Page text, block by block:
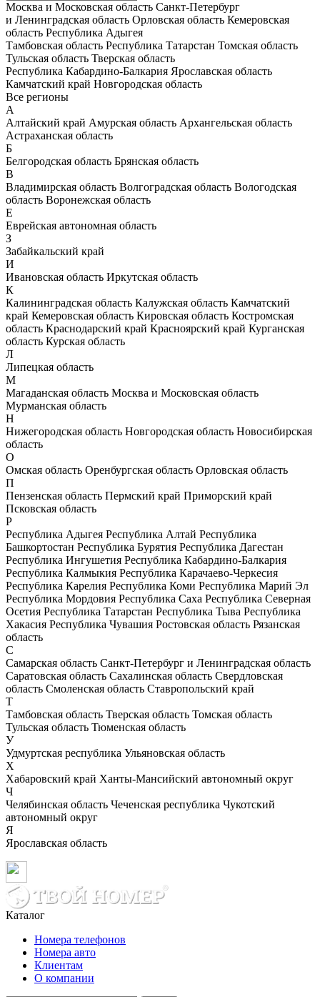
Москва и Московская область Санкт-Петербург
и Ленинградская область Орловская область Кемеровская
область Республика Адыгея
Тамбовская область Республика Татарстан Томская область
Тульская область Тверская область
Республика Кабардино-Балкария Ярославская область
Камчатский край Новгородская область
Все регионы
А
Алтайский край Амурская область Архангельская область
Астраханская область
Б
Белгородская область Брянская область
В
Владимирская область Волгоградская область Вологодская
область Воронежская область
Е
Еврейская автономная область
З
Забайкальский край
И
Ивановская область Иркутская область
К
Калининградская область Калужская область Камчатский
край Кемеровская область Кировская область Костромская
область Краснодарский край Красноярский край Курганская
область Курская область
Л
Липецкая область
М
Магаданская область Москва и Московская область
Мурманская область
Н
Нижегородская область Новгородская область Новосибирская
область
О
Омская область Оренбургская область Орловская область
П
Пензенская область Пермский край Приморский край
Псковская область
Р
Республика Адыгея Республика Алтай Республика
Башкортостан Республика Бурятия Республика Дагестан
Республика Ингушетия Республика Кабардино-Балкария
Республика Калмыкия Республика Карачаево-Черкесия
Республика Карелия Республика Коми Республика Марий Эл
Республика Мордовия Республика Саха Республика Северная
Осетия Республика Татарстан Республика Тыва Республика
Хакасия Республика Чувашия Ростовская область Рязанская
область
С
Самарская область Санкт-Петербург и Ленинградская область
Саратовская область Сахалинская область Свердловская
область Смоленская область Ставропольский край
Т
Тамбовская область Тверская область Томская область
Тульская область Тюменская область
У
Удмуртская республика Ульяновская область
Х
Хабаровский край Ханты-Мансийский автономный округ
Ч
Челябинская область Чеченская республика Чукотский
автономный округ
Я
Ярославская область
Каталог
Номера телефонов
Номера авто
Клиентам
О компании